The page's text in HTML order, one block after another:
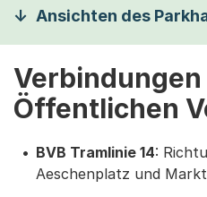
Ansichten des
Verbindungen
Öffentlichen
BVB Tramlinie 14:
Aeschenplatz und